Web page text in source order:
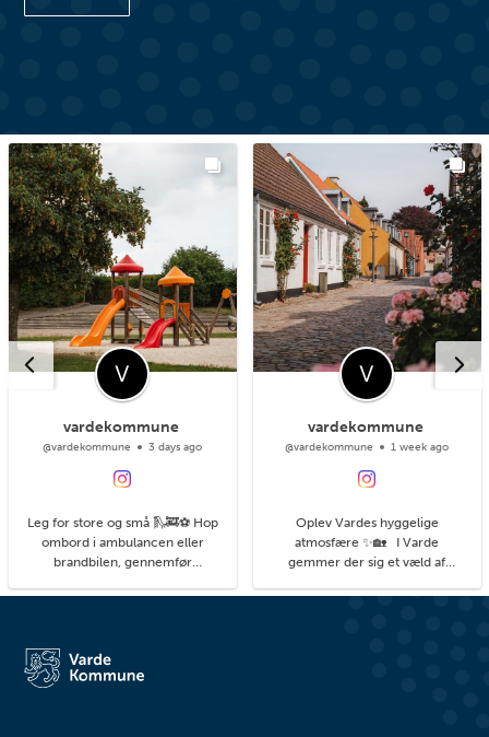
vardekommune
@vardekommune 3 days ago
Leg for store og små 🛝🚒⚽ Hop
ombord i ambulancen eller
brandbilen, gennemfør
du kan. På legepladsen i
større børn. Her finder du alt fra
vipper og klatrestativ til
vardekommune
@vardekommune 1 week ago
Oplev Vardes hyggelige
atmosfære ✨🏡 I Varde
gemmer der sig et væld af
detaljer, du kan få øje på, når du